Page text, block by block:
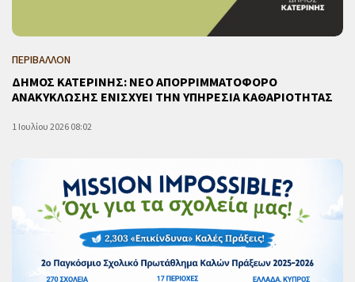
ΠΕΡΙΒΑΛΛΟΝ
ΔΗΜΟΣ ΚΑΤΕΡΙΝΗΣ: ΝΕΟ ΑΠΟΡΡΙΜΜΑΤΟΦΟΡΟ
ΑΝΑΚΥΚΛΩΣΗΣ ΕΝΙΣΧΥΕΙ ΤΗΝ ΥΠΗΡΕΣΙΑ ΚΑΘΑΡΙΟΤΗΤΑΣ
1 Ιουλίου 2026 08:02